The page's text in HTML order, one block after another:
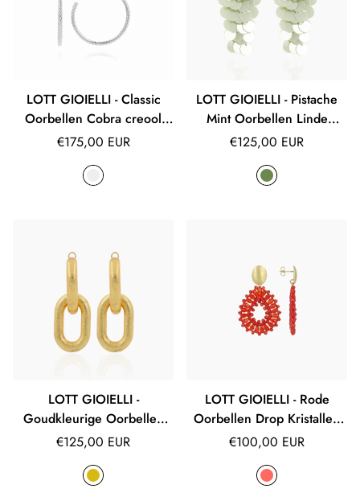
LOTT GIOIELLI - Classic
Oorbellen Cobra creool
rond L
Normale
€175,00 EUR
LOTT GIOIELLI - Pistache
Mint Oorbellen Linde
Sequin Waterfall L
Normale
€125,00 EUR
LOTT GIOIELLI -
Goudkleurige Oorbellen
Clarissa Double Link Oval
Normale
€125,00 EUR
LOTT GIOIELLI - Rode
Oorbellen Drop Kristallen
Small Robin
Normale
€100,00 EUR